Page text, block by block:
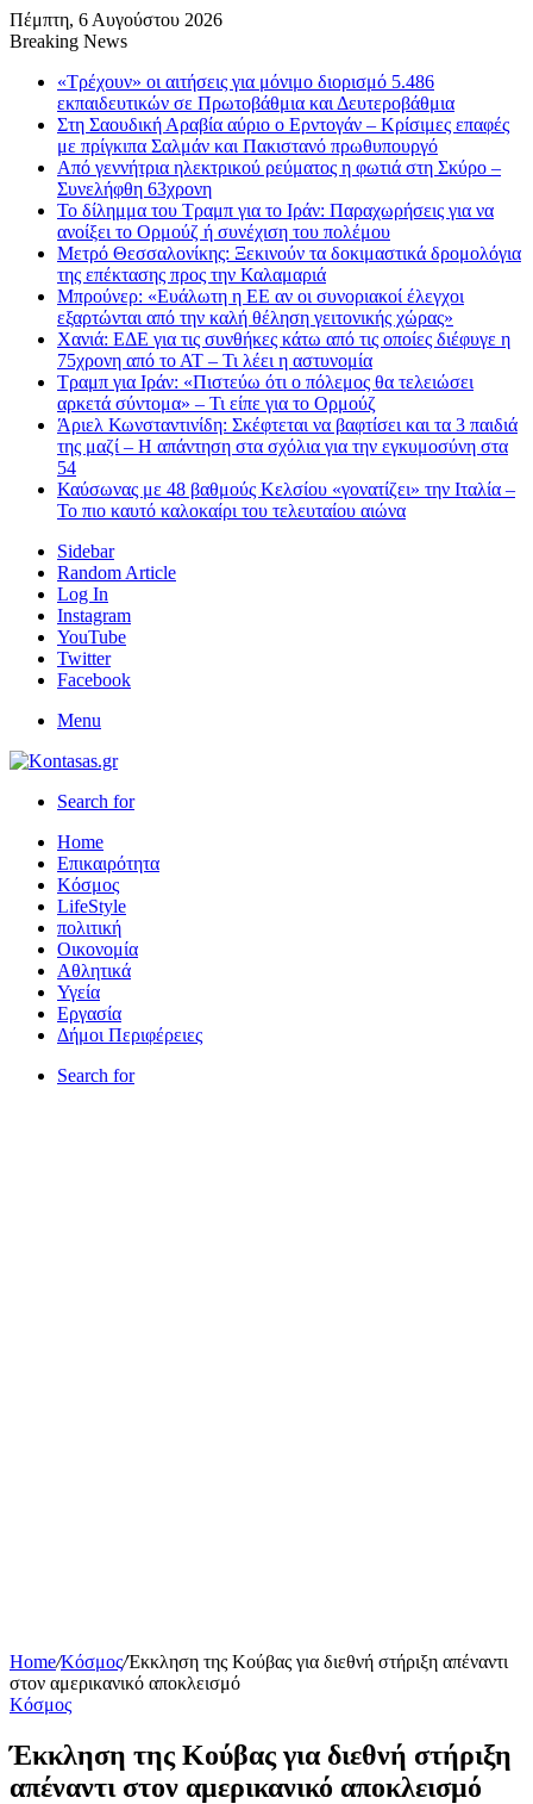
Πέμπτη, 6 Αυγούστου 2026
Breaking News
«Τρέχουν» οι αιτήσεις για μόνιμο διορισμό 5.486
εκπαιδευτικών σε Πρωτοβάθμια και Δευτεροβάθμια
Στη Σαουδική Αραβία αύριο ο Ερντογάν – Κρίσιμες επαφές
με πρίγκιπα Σαλμάν και Πακιστανό πρωθυπουργό
Από γεννήτρια ηλεκτρικού ρεύματος η φωτιά στη Σκύρο –
Συνελήφθη 63χρονη
Το δίλημμα του Τραμπ για το Ιράν: Παραχωρήσεις για να
ανοίξει το Ορμούζ ή συνέχιση του πολέμου
Μετρό Θεσσαλονίκης: Ξεκινούν τα δοκιμαστικά δρομολόγια
της επέκτασης προς την Καλαμαριά
Μπρούνερ: «Ευάλωτη η ΕΕ αν οι συνοριακοί έλεγχοι
εξαρτώνται από την καλή θέληση γειτονικής χώρας»
Χανιά: ΕΔΕ για τις συνθήκες κάτω από τις οποίες διέφυγε η
75χρονη από το ΑΤ – Τι λέει η αστυνομία
Τραμπ για Ιράν: «Πιστεύω ότι ο πόλεμος θα τελειώσει
αρκετά σύντομα» – Τι είπε για το Ορμούζ
Άριελ Κωνσταντινίδη: Σκέφτεται να βαφτίσει και τα 3 παιδιά
της μαζί – Η απάντηση στα σχόλια για την εγκυμοσύνη στα
54
Καύσωνας με 48 βαθμούς Κελσίου «γονατίζει» την Ιταλία –
Το πιο καυτό καλοκαίρι του τελευταίου αιώνα
Sidebar
Random Article
Log In
Instagram
YouTube
Twitter
Facebook
Menu
Search for
Home
Επικαιρότητα
Κόσμος
LifeStyle
πολιτική
Οικονομία
Αθλητικά
Υγεία
Εργασία
Δήμοι Περιφέρειες
Search for
Home/Κόσμος/Έκκληση της Κούβας για διεθνή στήριξη απέναντι
στον αμερικανικό αποκλεισμό
Κόσμος
Έκκληση της Κούβας για διεθνή στήριξη
απέναντι στον αμερικανικό αποκλεισμό